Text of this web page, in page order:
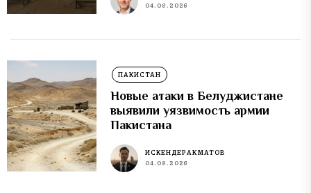
04.08.2026
ПАКИСТАН
Новые атаки в Белуджистане
выявили уязвимость армии
Пакистана
ИСКЕНДЕР АКМАТОВ
04.08.2026